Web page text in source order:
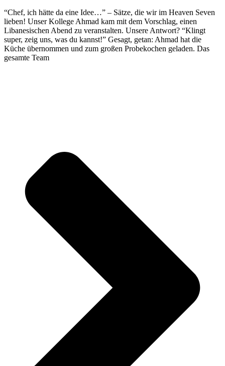
“Chef, ich hätte da eine Idee…” – Sätze, die wir im Heaven Seven
lieben! Unser Kollege Ahmad kam mit dem Vorschlag, einen
Libanesischen Abend zu veranstalten. Unsere Antwort? “Klingt
super, zeig uns, was du kannst!” Gesagt, getan: Ahmad hat die
Küche übernommen und zum großen Probekochen geladen. Das
gesamte Team